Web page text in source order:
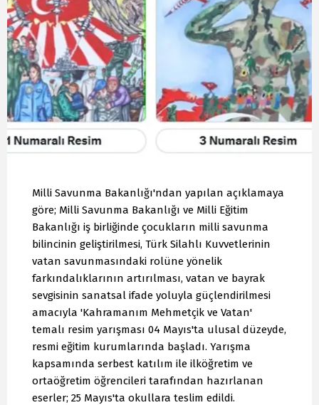
Milli Savunma Bakanlığı'ndan yapılan açıklamaya
göre; Milli Savunma Bakanlığı ve Milli Eğitim
Bakanlığı iş birliğinde çocukların milli savunma
bilincinin geliştirilmesi, Türk Silahlı Kuvvetlerinin
vatan savunmasındaki rolüne yönelik
farkındalıklarının artırılması, vatan ve bayrak
sevgisinin sanatsal ifade yoluyla güçlendirilmesi
amacıyla 'Kahramanım Mehmetçik ve Vatan'
temalı resim yarışması 04 Mayıs'ta ulusal düzeyde,
resmi eğitim kurumlarında başladı. Yarışma
kapsamında serbest katılım ile ilköğretim ve
ortaöğretim öğrencileri tarafından hazırlanan
eserler; 25 Mayıs'ta okullara teslim edildi.